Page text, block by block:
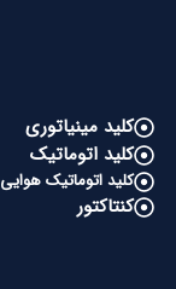
کلید مینیاتوری
کلید اتوماتیک
کلید اتوماتیک هوایی
کنتاکتور